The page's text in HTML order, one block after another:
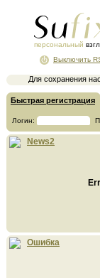
персональный
Для сохранения
Выключить
Быстрая регистрация
Логин:
News2
Ошибка